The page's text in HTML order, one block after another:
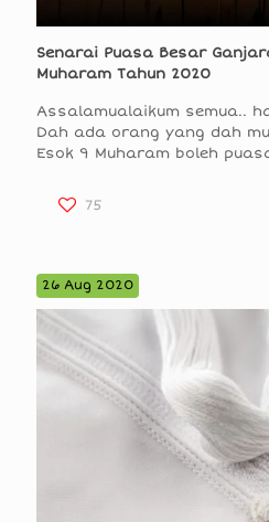
Senarai Puasa Besar
Muharam Tahun 2020
Assalamualaikum semua..
Dah ada orang yang dah
Esok 9 Muharam boleh
75
26 Aug 2020